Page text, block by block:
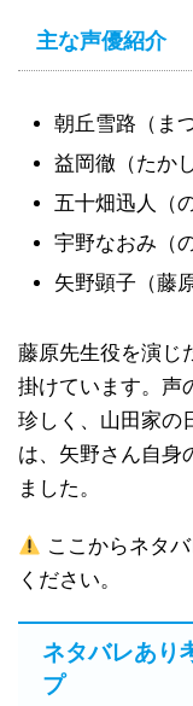
主な声優紹介
朝丘雪路（ま
益岡徹（たか
五十畑迅人（
宇野なおみ（
矢野顕子（藤
藤原先生役を演じ
掛けています。声
珍しく、山田家の
は、矢野さん自身
ました。
ここからネタ
ください。
ネタバレあり
プ